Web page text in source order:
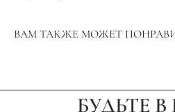
ВАМ ТАКЖЕ МОЖЕТ
БУДЬТЕ В